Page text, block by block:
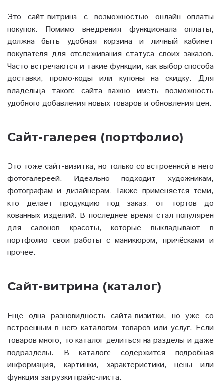
Это сайт-витрина с возможностью онлайн оплаты
покупок. Помимо внедрения функционала оплаты,
должна быть удобная корзина и личный кабинет
покупателя для отслеживания статуса своих заказов.
Часто встречаются и такие функции, как выбор способа
доставки, промо-коды или купоны на скидку. Для
владельца такого сайта важно иметь возможность
удобного добавления новых товаров и обновления цен.
Сайт-галерея (портфолио)
Это тоже сайт-визитка, но только со встроенной в него
фотогалереей. Идеально подходит художникам,
фотографам и дизайнерам. Также применяется теми,
кто делает продукцию под заказ, от тортов до
кованных изделий. В последнее время стал популярен
для салонов красоты, которые выкладывают в
портфолио свои работы с маникюром, причёсками и
прочее.
Сайт-витрина (каталог)
Ещё одна разновидность сайта-визитки, но уже со
встроенным в него каталогом товаров или услуг. Если
товаров много, то каталог делиться на разделы и даже
подразделы. В каталоге содержится подробная
информация, картинки, характеристики, цены или
функция загрузки прайс-листа.